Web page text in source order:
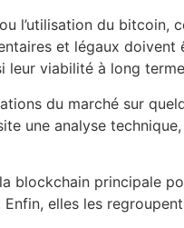
l’utilisation du bitcoin,
et légaux
leur viabilité à long
du marché sur
une analyse
blockchain principale
elles les